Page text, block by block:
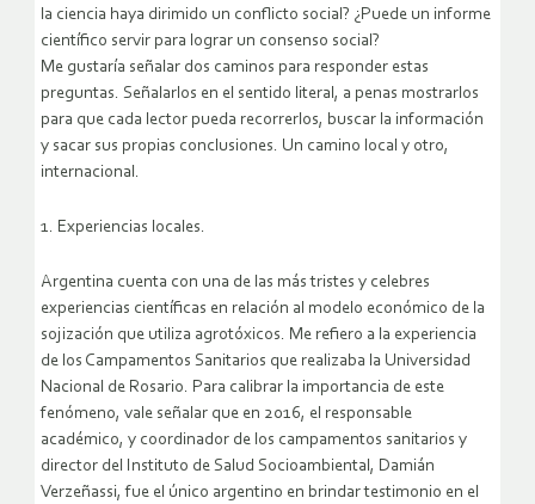
la ciencia haya dirimido un conflicto social? ¿Puede un informe
científico servir para lograr un consenso social?
Me gustaría señalar dos caminos para responder estas
preguntas. Señalarlos en el sentido literal, a penas mostrarlos
para que cada lector pueda recorrerlos, buscar la información
y sacar sus propias conclusiones. Un camino local y otro,
internacional.
1. Experiencias locales.
Argentina cuenta con una de las más tristes y celebres
experiencias científicas en relación al modelo económico de la
sojización que utiliza agrotóxicos. Me refiero a la experiencia
de los Campamentos Sanitarios que realizaba la Universidad
Nacional de Rosario. Para calibrar la importancia de este
fenómeno, vale señalar que en 2016, el responsable
académico, y coordinador de los campamentos sanitarios y
director del Instituto de Salud Socioambiental, Damián
Verzeñassi, fue el único argentino en brindar testimonio en el